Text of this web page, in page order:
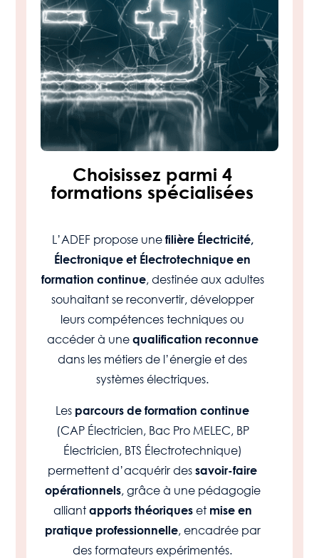
Choisissez parmi 4
formations spécialisées
L’ADEF propose une filière Électricité,
Électronique et Électrotechnique en
formation continue, destinée aux adultes
souhaitant se reconvertir, développer
leurs compétences techniques ou
accéder à une qualification reconnue
dans les métiers de l’énergie et des
systèmes électriques.
Les parcours de formation continue
(CAP Électricien, Bac Pro MELEC, BP
Électricien, BTS Électrotechnique)
permettent d’acquérir des savoir-faire
opérationnels, grâce à une pédagogie
alliant apports théoriqueset mise en
pratique professionnelle, encadrée par
des formateurs expérimentés.